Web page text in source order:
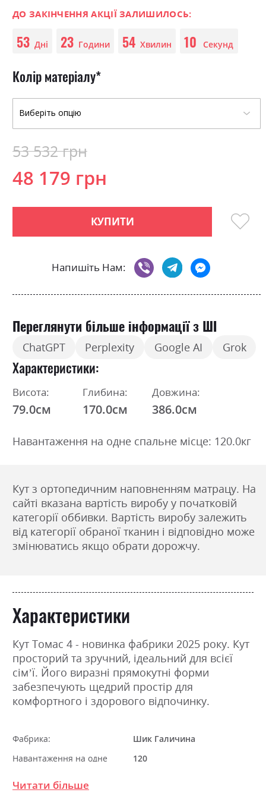
gallery
ДО ЗАКІНЧЕННЯ АКЦІЇ ЗАЛИШИЛОСЬ:
53 Дні 23 Години 54 Хвилин 09 Секунд
Колір матеріалу
48 179 грн
53 532 грн
КУПИТИ
Напишіть Нам:
Переглянути більше інформації з ШІ
ChatGPT Perplexity Google AI Grok
Характеристики
Висота:
79.0см
Глибина:
170.0см
Довжина:
386.0см
Навантаження на одне спальне місце: 120.0кг
Кут з ортопедичним наповненням матрацу. На
сайті вказана вартість виробу у початковій
категорії оббивки. Вартість виробу залежить
від категорії обраної тканин і відповідно може
змінюватись якщо обрати дорожчу.
Характеристики
Кут Томас 4 - новинка фабрики 2025 року. Кут
просторий та зручний, ідеальний для всієї
сім’ї. Його виразні прямокутні форми
забезпечують щедрий простір для
комфортного і здорового відпочинку.
Фабрика:
Шик Галичина
Навантаження на одне
120
Стиль
Читати більше